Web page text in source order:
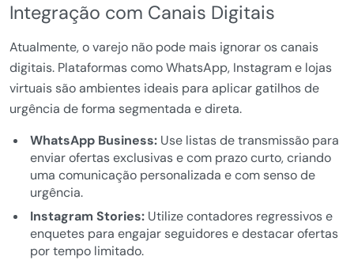
Integração com Canais Digitais
Atualmente, o varejo não pode mais ignorar os canais
digitais. Plataformas como WhatsApp, Instagram e lojas
virtuais são ambientes ideais para aplicar gatilhos de
urgência de forma segmentada e direta.
WhatsApp Business:Use listas de transmissão para
enviar ofertas exclusivas e com prazo curto, criando
uma comunicação personalizada e com senso de
urgência.
Instagram Stories:Utilize contadores regressivos e
enquetes para engajar seguidores e destacar ofertas
por tempo limitado.